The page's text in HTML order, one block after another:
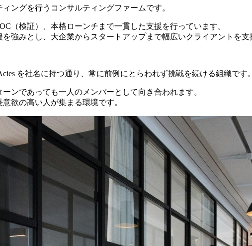
ングを行うコンサルティングファームです。
（検証）、本格ローンチまで一貫した支援を行っています。
強みとし、大企業からスタートアップまで幅広いクライアントを支
を社名に持つ通り、常に前例にとらわれず挑戦を続ける組織です。
ンであっても一人のメンバーとして向き合われます。
欲の高い人が集まる環境です。